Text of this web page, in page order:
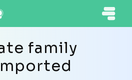
family